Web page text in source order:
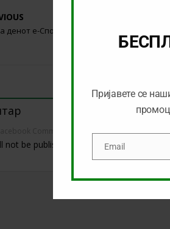
денот е-Спорт (19.05.2026)
TO COMMENT
be published.
Пријавете се
EmailEmail